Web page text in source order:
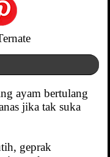
ayam bertulang
jika tak suka
geprak